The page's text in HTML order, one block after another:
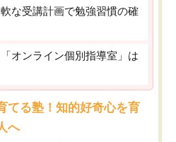
な受講計画で勉強習慣の確
オンライン個別指導室」は
てる塾！知的好奇心を育
へ